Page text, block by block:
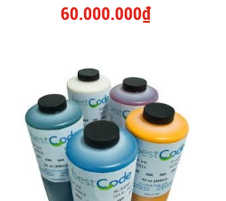
60.000.000₫